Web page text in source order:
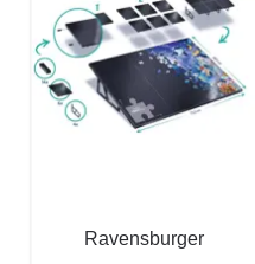
Ravensburger